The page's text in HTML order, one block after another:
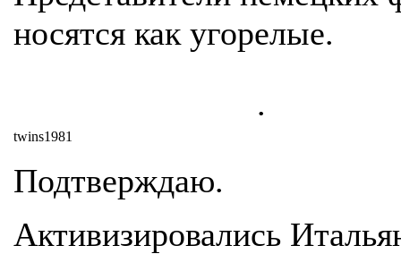
носятся как угорелые.
.
twins1981
Подтверждаю.
Активизировались